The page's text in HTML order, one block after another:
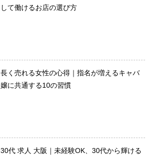
して働けるお店の選び方
長く売れる女性の心得｜指名が増えるキャバ
嬢に共通する10の習慣
30代 求人 大阪｜未経験OK、30代から輝ける